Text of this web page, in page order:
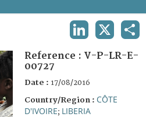
Reference : V-P-LR-E-
00727
Date : 17/08/2016
Country/Region : CÔTE
D'IVOIRE; LIBERIA